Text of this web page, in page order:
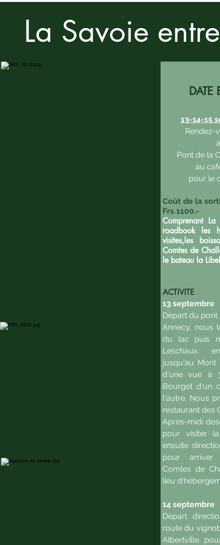
La Savoie
DATE
13-14-15
Rendez-
à
Pont de la
au
pour le
Coût de la
Frs.1100.-
Comprenant
roadbook les
visites​,les
Comtes de
le bateau la
ACTIVITE
13 septembre
Départ du pont
Annecy, nous
du lac puis
Leschaux,
jusqu'au Mont
d'une vue à
Bourget d'un
l'autre. Nous
restaurant des
Après-midi
pour visiter
ensuite
pour arriver
Comtes de
lieu
14 septembre
Départ
route du
Albertville,